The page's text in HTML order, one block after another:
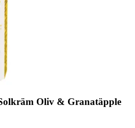
Oliv & Granatäpple